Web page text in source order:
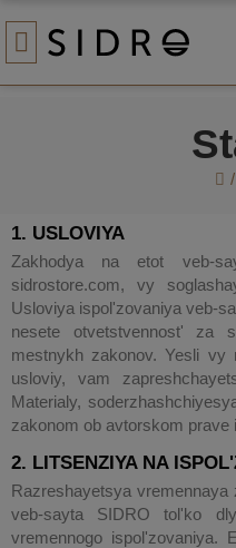
1. USLOVIYA
Zakhodya na etot veb-
sidrostore.com, vy
Usloviya ispol'zovaniya veb-
nesete otvetstvennost' za
mestnykh zakonov. Yesli
usloviy, vam
Materialy,
zakonom ob avtorskom prave
2. LITSENZIYA NA
Razreshayetsya
veb-sayta SIDRO tol'ko
vremennogo ispol'zovaniya.